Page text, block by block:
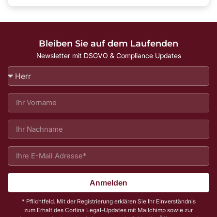
Bleiben Sie auf dem Laufenden
Newsletter mit DSGVO & Compliance Updates
Anmelden
* Pflichtfeld. Mit der Registrierung erklären Sie Ihr Einverständnis
zum Erhalt des Cortina Legal-Updates mit Mailchimp sowie zur